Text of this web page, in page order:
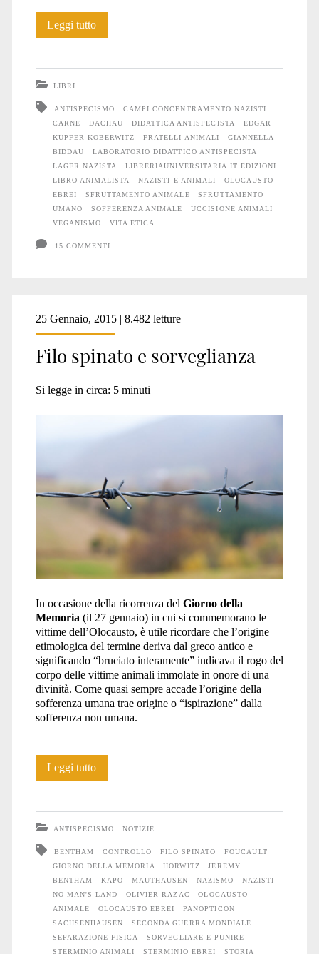
Leggi tuttoLibri:
LIBRI
ANTISPECISMO
CAMPI CONCENTRAMENTO NAZISTI
CARNE
DACHAU DIDATTICA ANTISPECISTA
EDGAR
KUPFER-KOBERWITZ
FRATELLI ANIMALI
GIANNELLA
BIDDAU
LABORATORIO DIDATTICO ANTISPECISTA
LAGER NAZISTA
LIBRERIAUNIVERSITARIA.IT EDIZIONI
LIBRO ANIMALISTA
NAZISTI E ANIMALI
OLOCAUSTO
EBREI
SFRUTTAMENTO ANIMALE
SFRUTTAMENTO
UMANO
SOFFERENZA ANIMALE
UCCISIONE ANIMALI
VEGANISMO
VITA ETICA
15 COMMENTI
25 Gennaio, 2015 | 8.482 letture
Filo spinato e sorveglianza
Si legge in circa: 5 minuti
In occasione della ricorrenza del Giorno della
Memoria (il 27 gennaio) in cui si commemorano le
vittime dell’Olocausto, è utile ricordare che l’origine
etimologica del termine deriva dal greco antico e
significando “bruciato interamente” indicava il rogo del
corpo delle vittime animali immolate in onore di una
divinità. Come quasi sempre accade l’origine della
sofferenza umana trae origine o “ispirazione” dalla
sofferenza non umana.
Leggi tuttoFilo
ANTISPECISMO NOTIZIE
BENTHAM CONTROLLO FILO SPINATO
FOUCAULT
GIORNO DELLA MEMORIA
HORWITZ
JEREMY
BENTHAM
KAPO MAUTHAUSEN NAZISMO
NAZISTI
NO MAN'S LAND
OLIVIER RAZAC
OLOCAUSTO
ANIMALE
OLOCAUSTO EBREI
PANOPTICON
SACHSENHAUSEN
SECONDA GUERRA MONDIALE
SEPARAZIONE FISICA
SORVEGLIARE E PUNIRE
STERMINIO ANIMALI
STERMINIO EBREI STORIA